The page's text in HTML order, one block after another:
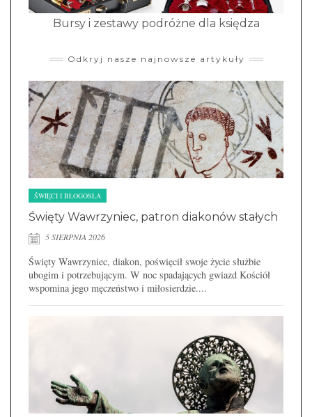
Bursy i zestawy podróżne dla księdza
Odkryj nasze najnowsze artykuły
ŚWIĘCI I BŁOGOSŁA
Święty Wawrzyniec, patron diakonów stałych
5 SIERPNIA 2026
Święty Wawrzyniec, diakon, poświęcił swoje życie służbie
ubogim i potrzebującym. W noc spadających gwiazd Kościół
wspomina jego męczeństwo i miłosierdzie....